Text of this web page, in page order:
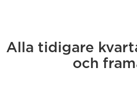
Alla tidigare
och